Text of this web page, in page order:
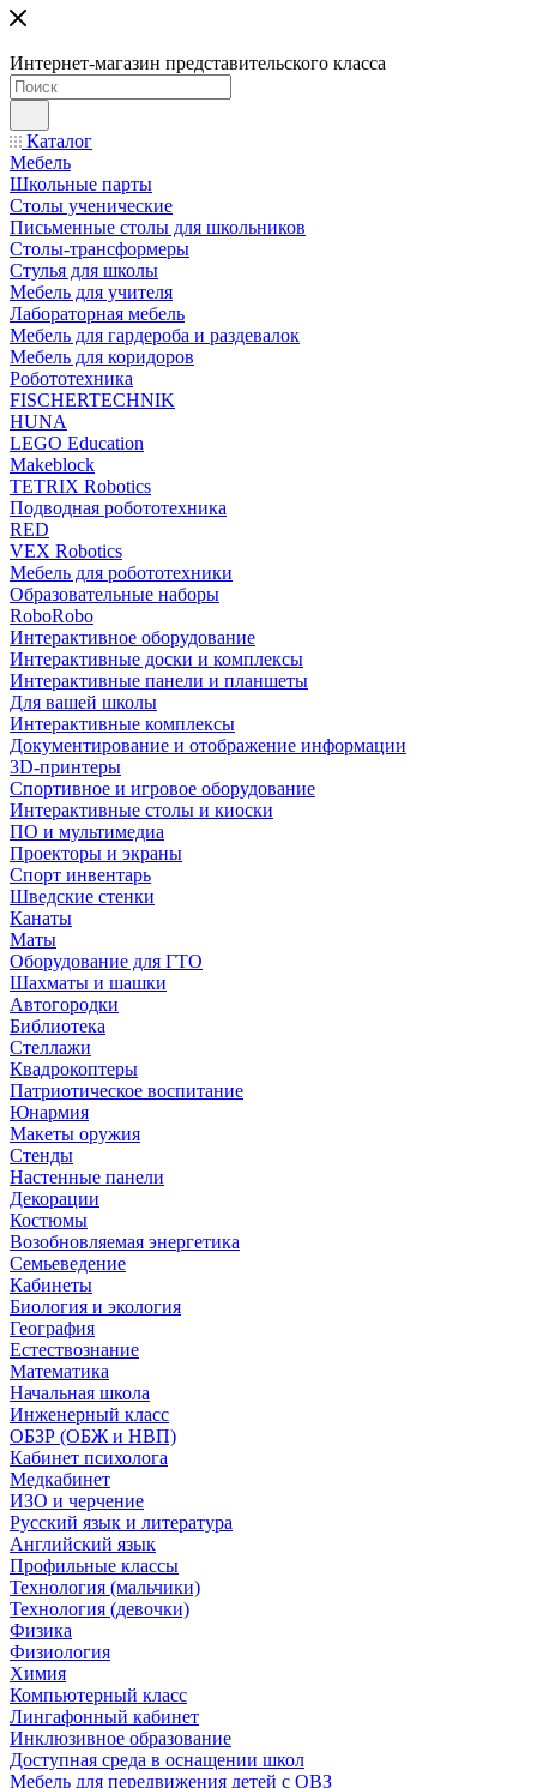
Интернет-магазин представительского класса
Каталог
Мебель
Школьные парты
Столы ученические
Письменные столы для школьников
Столы-трансформеры
Стулья для школы
Мебель для учителя
Лабораторная мебель
Мебель для гардероба и раздевалок
Мебель для коридоров
Робототехника
FISCHERTECHNIK
HUNA
LEGO Education
Makeblock
TETRIX Robotics
Подводная робототехника
RED
VEX Robotics
Мебель для робототехники
Образовательные наборы
RoboRobo
Интерактивное оборудование
Интерактивные доски и комплексы
Интерактивные панели и планшеты
Для вашей школы
Интерактивные комплексы
Документирование и отображение информации
3D-принтеры
Спортивное и игровое оборудование
Интерактивные столы и киоски
ПО и мультимедиа
Проекторы и экраны
Спорт инвентарь
Шведские стенки
Канаты
Маты
Оборудование для ГТО
Шахматы и шашки
Автогородки
Библиотека
Стеллажи
Квадрокоптеры
Патриотическое воспитание
Юнармия
Макеты оружия
Стенды
Настенные панели
Декорации
Костюмы
Возобновляемая энергетика
Семьеведение
Кабинеты
Биология и экология
География
Естествознание
Математика
Начальная школа
Инженерный класс
ОБЗР (ОБЖ и НВП)
Кабинет психолога
Медкабинет
ИЗО и черчение
Русский язык и литература
Английский язык
Профильные классы
Технология (мальчики)
Технология (девочки)
Физика
Физиология
Химия
Компьютерный класс
Лингафонный кабинет
Инклюзивное образование
Доступная среда в оснащении школ
Мебель для передвижения детей с ОВЗ